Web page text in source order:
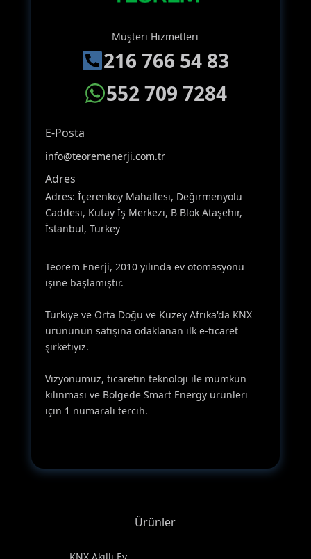
Müşteri Hizmetleri
216 766 54 83
552 709 7284
E-Posta
info@teoremenerji.com.tr
Adres
Adres: İçerenköy Mahallesi, Değirmenyolu
Caddesi, Kutay İş Merkezi, B Blok Ataşehir,
İstanbul, Turkey
Teorem Enerji, 2010 yılında ev otomasyonu
işine başlamıştır.
Türkiye ve Orta Doğu ve Kuzey Afrika'da KNX
ürününün satışına odaklanan ilk e-ticaret
şirketiyiz.
Vizyonumuz, ticaretin teknoloji ile mümkün
kılınması ve Bölgede Smart Energy ürünleri
için 1 numaralı tercih.
Ürünler